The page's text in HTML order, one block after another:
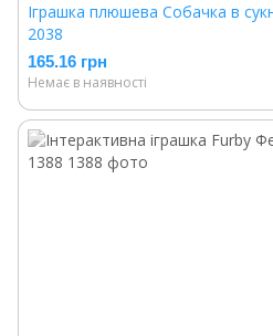
Іграшка плюшева Собачка в
2038
165.16 грн
Немає в наявності